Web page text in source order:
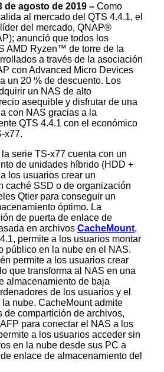
de agosto de 2019 – Como
al mercado del QTS 4.4.1, el
del mercado, QNAP®
anunció que todos los
AMD Ryzen™ de torre de la
a través de la asociación
con Advanced Micro Devices
un 20 % de descuento. Los
un NAS de alto
asequible y disfrutar de una
con NAS gracias a la
QTS 4.4.1 con el económico
x77.
serie TS-x77 cuenta con un
de unidades híbrido (HDD +
los usuarios crear un
caché SSD o de organización
Qtier para conseguir un
óptimo. La
de puerta de enlace de
en archivos CacheMount,
permite a los usuarios montar
público en la nube en el NAS.
permite a los usuarios crear
que transforma al NAS en una
almacenamiento de baja
de los usuarios y el
nube. CacheMount admite
de compartición de archivos,
para conectar el NAS a los
a los usuarios acceder sin
en la nube desde sus PC a
enlace de almacenamiento del